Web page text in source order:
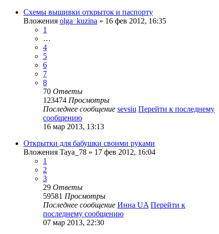
Схемы вышивки открыток и паспорту
Вложения olga_kuzina » 16 фев 2012, 16:35
1
…
4
5
6
7
8
70 Ответы
123474 Просмотры
Последнее сообщение sevsiu Перейти к последнему
сообщению
16 мар 2013, 13:13
Открытки для бабушки своими руками
Вложения Taya_78 » 17 фев 2012, 16:04
1
2
3
29 Ответы
59581 Просмотры
Последнее сообщение Инна UA Перейти к
последнему сообщению
07 мар 2013, 22:30